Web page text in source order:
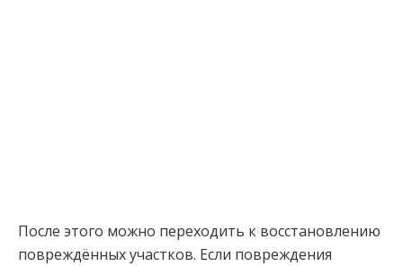
После этого можно переходить к восстановлению
повреждённых участков. Если повреждения